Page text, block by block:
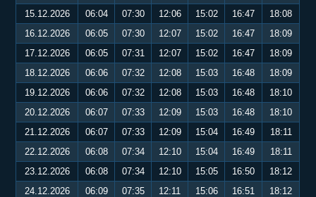
15.12.2026
06:04 07:30 12:06 15:02 16:47
18:08
16.12.2026
06:05 07:30 12:07 15:02 16:47
18:09
17.12.2026
06:05 07:31 12:07 15:02 16:47
18:09
18.12.2026
06:06 07:32 12:08 15:03 16:48
18:09
19.12.2026
06:06 07:32 12:08 15:03 16:48
18:10
20.12.2026
06:07 07:33 12:09 15:03 16:48
18:10
21.12.2026
06:07 07:33 12:09 15:04 16:49
18:11
22.12.2026
06:08 07:34 12:10 15:04 16:49
18:11
23.12.2026
06:08 07:34 12:10 15:05 16:50
18:12
24.12.2026
06:09 07:35 12:11 15:06 16:51
18:12